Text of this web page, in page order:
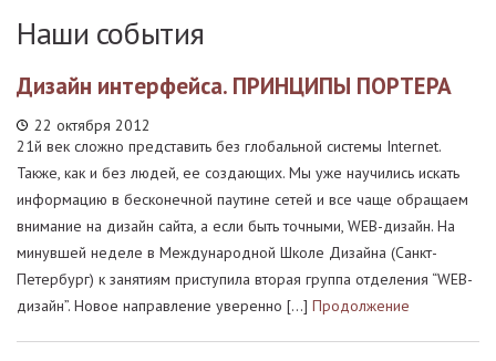
Наши события
Дизайн интерфейса. ПРИНЦИПЫ ПОРТЕРА
22 октября 2012
21й век сложно представить без глобальной системы Internet.
Также, как и без людей, ее создающих. Мы уже научились искать
информацию в бесконечной паутине сетей и все чаще обращаем
внимание на дизайн сайта, а если быть точными, WEB-дизайн. На
минувшей неделе в Международной Школе Дизайна (Санкт-
Петербург) к занятиям приступила вторая группа отделения “WEB-
дизайн”. Новое направление уверенно […] Продолжение